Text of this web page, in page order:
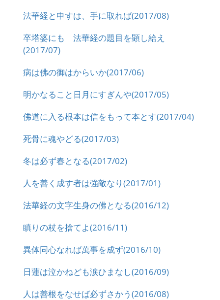
法華経と申すは、手に取れば(2017/08)
卒塔婆にも 法華経の題目を顕し給え
(2017/07)
病は佛の御はからいか(2017/06)
明かなること日月にすぎんや(2017/05)
佛道に入る根本は信をもって本とす(2017/04)
死骨に魂やどる(2017/03)
冬は必ず春となる(2017/02)
人を善く成す者は強敵なり(2017/01)
法華経の文字生身の佛となる(2016/12)
瞋りの杖を捨てよ(2016/11)
異体同心なれば萬事を成ず(2016/10)
日蓮は泣かねども涙ひまなし(2016/09)
人は善根をなせば必ずさかう(2016/08)